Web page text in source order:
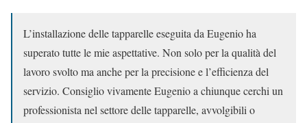
L’installazione delle tapparelle eseguita da Eugenio ha
superato tutte le mie aspettative. Non solo per la qualità del
lavoro svolto ma anche per la precisione e l’efficienza del
servizio. Consiglio vivamente Eugenio a chiunque cerchi un
professionista nel settore delle tapparelle, avvolgibili o